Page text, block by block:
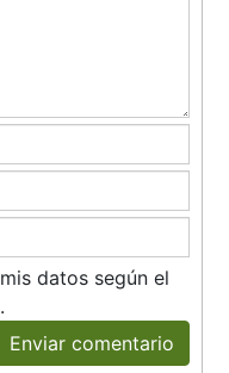
datos según el
.
Enviar comentario